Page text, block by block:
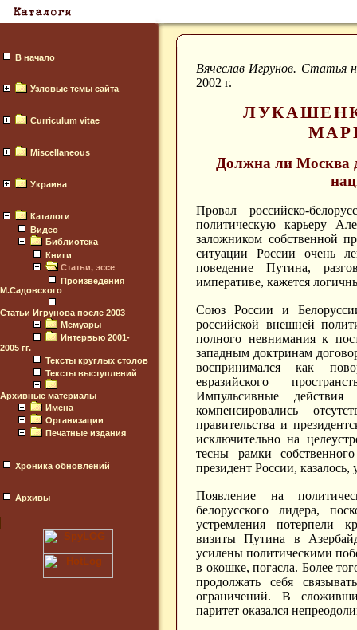
В начало
Узловые темы сайта
Curriculum vitae
Miscellaneous
Украина
Каталоги
Видео
Библиотека
Книги
Статьи, эссе
Произведения
М.Садовского
Статьи Игрунова после 2003
Мемуары
Интервью 2001-
2005 гг.
Тексты круглых столов
Тексты выступлений
Архивные материалы
Имена
Организации
Печатные издания
Хроника обновлений
Архивы
Вячеслав Игрунов. Статья
2002 г.
Должна ли Москва
Провал российско-
политическую карьеру
заложником собственной
ситуации России очень
поведение Путина,
императиве, кажется
Союз России и
российской внешней
полного невнимания к
западным доктринам
воспринимался как
евразийского
Импульсивные действия
компенсировались
правительства и
исключительно на
тесны рамки
президент России, казалось,
Появление на
белорусского лидера,
устремления потерпели
визиты Путина в
усилены политическими
в окошке, погасла. Более
продолжать себя
ограничений. В
паритет оказался